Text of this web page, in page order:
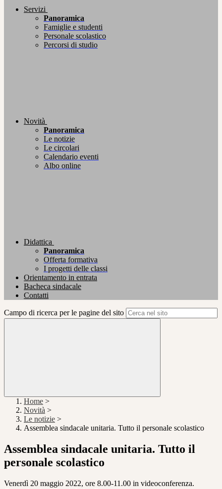
Servizi
Panoramica
Famiglie e studenti
Personale scolastico
Percorsi di studio
Novità
Panoramica
Le notizie
Le circolari
Calendario eventi
Albo online
Didattica
Panoramica
Offerta formativa
I progetti delle classi
Orientamento in entrata
Bacheca sindacale
Contatti
Campo di ricerca per le pagine del sito
Home >
Novità >
Le notizie >
Assemblea sindacale unitaria. Tutto il personale scolastico
Assemblea sindacale unitaria. Tutto il
personale scolastico
Venerdì 20 maggio 2022, ore 8.00-11.00 in videoconferenza.